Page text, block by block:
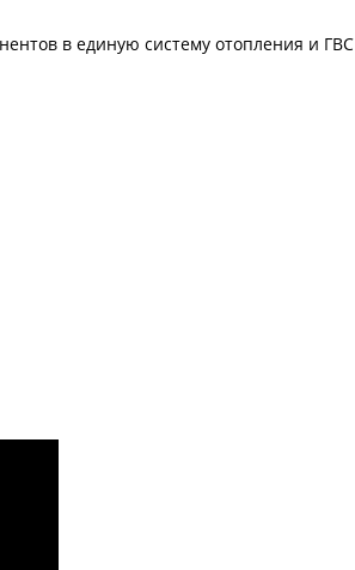
в единую систему отопления и ГВС